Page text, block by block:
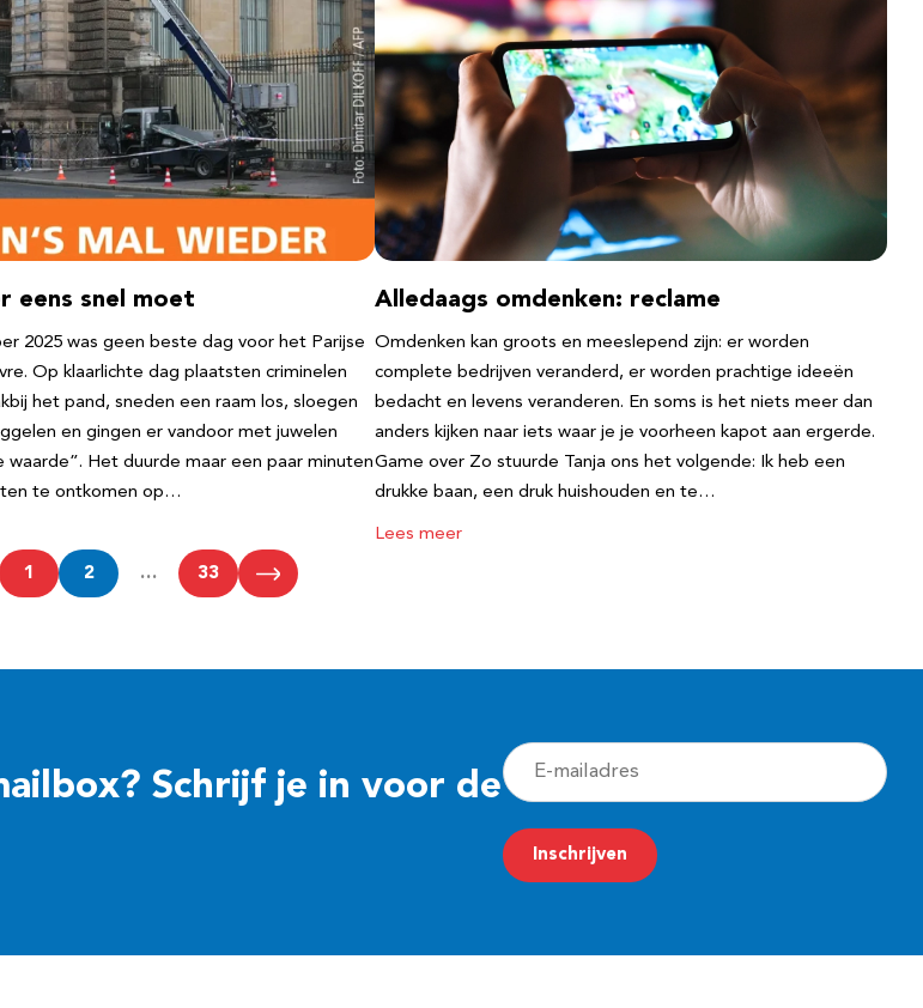
eens snel moet
2025 was geen beste dag voor het Parijse
Op klaarlichte dag plaatsten criminelen
het pand, sneden een raam los, sloegen
en gingen er vandoor met juwelen
waarde”. Het duurde maar een paar minuten
te ontkomen op…
Alledaags omdenken: reclame
Omdenken kan groots en meeslepend zijn: er worden
complete bedrijven veranderd, er worden prachtige ideeën
bedacht en levens veranderen. En soms is het niets meer dan
anders kijken naar iets waar je je voorheen kapot aan ergerde.
Game over Zo stuurde Tanja ons het volgende: Ik heb een
drukke baan, een druk huishouden en te…
Lees meer
1 2 … 33
Schrijf je in voor de
E
-
m
a
Inschrijven